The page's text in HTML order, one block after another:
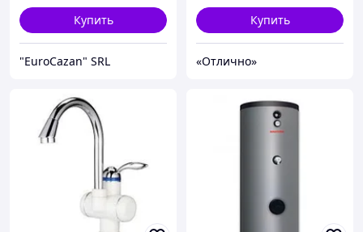
Купить
"EuroCazan" SRL
Купить
«Отлично»